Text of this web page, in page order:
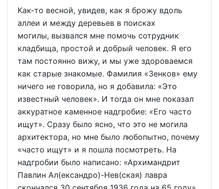
Как-то весной, увидев, как я брожу вдоль
аллеи и между деревьев в поисках
могилы, вызвался мне помочь сотрудник
кладбища, простой и добрый человек. Я его
там постоянно вижу, и мы уже здороваемся
как старые знакомые. Фамилия «Зенков» ему
ничего не говорила, но я добавила: «Это
известный человек». И тогда он мне показал
аккуратное каменное надгробие: «Его часто
ищут». Сразу было ясно, что это не могила
архитектора, но мне было любопытно, почему
«часто ищут» и я пошла посмотреть. На
надгробии было написано: «Архимандрит
Павлин Ал(ександро)-Нев(ская) лавра